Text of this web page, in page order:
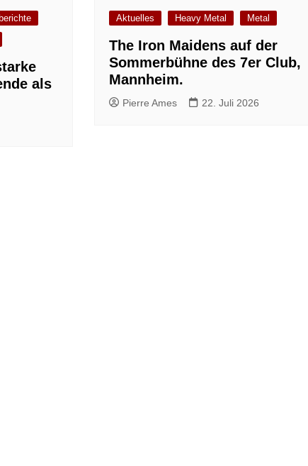
als
Aktuelles Heavy Metal Metal
The Iron Maidens auf der
Sommerbühne des 7er Club,
Mannheim.
Pierre Ames 22. Juli 2026